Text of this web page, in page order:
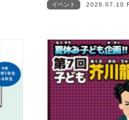
イベント 2026.07.10